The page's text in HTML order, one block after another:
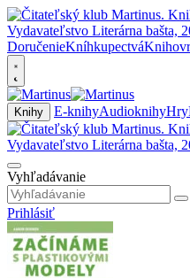
DoručenieKníhkupectvá
Knihy E-knihyAudioknihyHry
Vyhľadávanie
Prihlásiť